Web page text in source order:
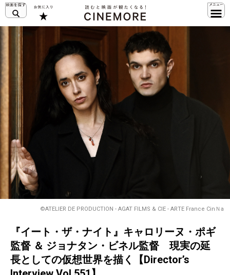
©ATELIER DE PRODUCTION - AGAT FILMS & CIE - ARTE France CinＮa
『イート・ザ・ナイト』キャロリーヌ・ポギ
監督 ＆ ジョナタン・ビネル監督 現実の延
長としての仮想世界を描く【Director’s